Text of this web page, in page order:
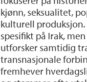
kjønn, seksualitet,
kulturell produksjon.
spesifikt på Irak,
utforsker samtidig
transnasjonale
fremhever